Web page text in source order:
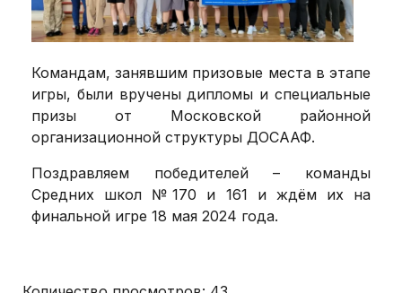
Командам, занявшим призовые места в этапе
игры, были вручены дипломы и специальные
призы от Московской районной
организационной структуры ДОСААФ.
Поздравляем победителей ­– команды
Средних школ №170 и 161 и ждём их на
финальной игре 18 мая 2024 года.